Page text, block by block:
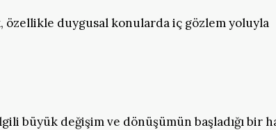
özellikle duygusal konularda iç gözlem yoluyla
büyük değişim ve dönüşümün başladığı bir